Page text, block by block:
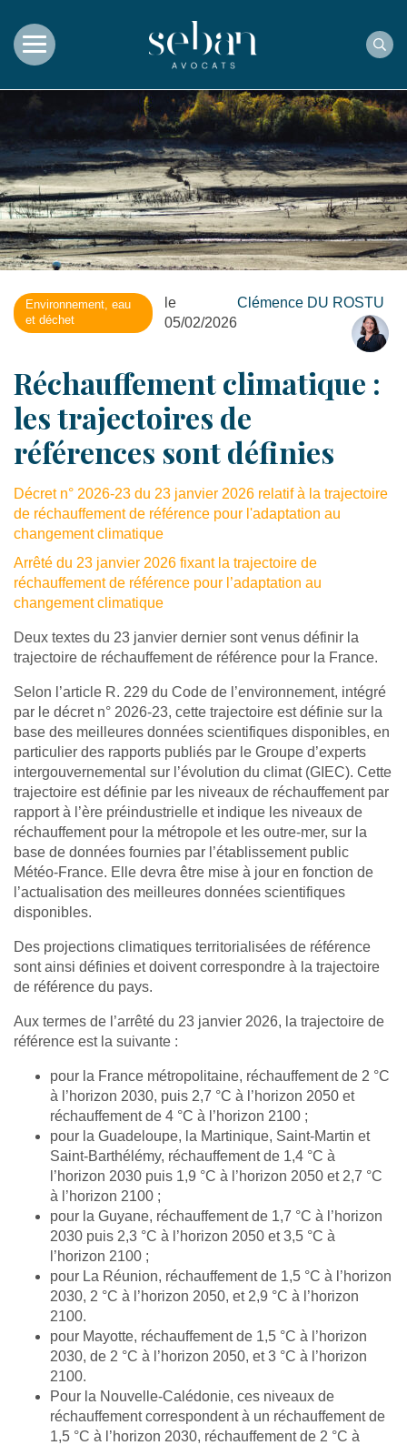
Environnement, eau
et déchet
le
05/02/2026
Clémence DU ROSTU
Réchauffement climatique :
les trajectoires de
références sont définies
Décret n° 2026-23 du 23 janvier 2026 relatif à la trajectoire
de réchauffement de référence pour l'adaptation au
changement climatique
Arrêté du 23 janvier 2026 fixant la trajectoire de
réchauffement de référence pour l’adaptation au
changement climatique
Deux textes du 23 janvier dernier sont venus définir la
trajectoire de réchauffement de référence pour la France.
Selon l’article R. 229 du Code de l’environnement, intégré
par le décret n° 2026-23, cette trajectoire est définie sur la
base des meilleures données scientifiques disponibles, en
particulier des rapports publiés par le Groupe d’experts
intergouvernemental sur l’évolution du climat (GIEC). Cette
trajectoire est définie par les niveaux de réchauffement par
rapport à l’ère préindustrielle et indique les niveaux de
réchauffement pour la métropole et les outre-mer, sur la
base de données fournies par l’établissement public
Météo-France. Elle devra être mise à jour en fonction de
l’actualisation des meilleures données scientifiques
disponibles.
Des projections climatiques territorialisées de référence
sont ainsi définies et doivent correspondre à la trajectoire
de référence du pays.
Aux termes de l’arrêté du 23 janvier 2026, la trajectoire de
référence est la suivante :
pour la France métropolitaine, réchauffement de 2 °C
à l’horizon 2030, puis 2,7 °C à l’horizon 2050 et
réchauffement de 4 °C à l’horizon 2100 ;
pour la Guadeloupe, la Martinique, Saint-Martin et
Saint-Barthélémy, réchauffement de 1,4 °C à
l’horizon 2030 puis 1,9 °C à l’horizon 2050 et 2,7 °C
à l’horizon 2100 ;
pour la Guyane, réchauffement de 1,7 °C à l’horizon
2030 puis 2,3 °C à l’horizon 2050 et 3,5 °C à
l’horizon 2100 ;
pour La Réunion, réchauffement de 1,5 °C à l’horizon
2030, 2 °C à l’horizon 2050, et 2,9 °C à l’horizon
2100.
pour Mayotte, réchauffement de 1,5 °C à l’horizon
2030, de 2 °C à l’horizon 2050, et 3 °C à l’horizon
2100.
Pour la Nouvelle-Calédonie, ces niveaux de
réchauffement correspondent à un réchauffement de
1,5 °C à l’horizon 2030, réchauffement de 2 °C à